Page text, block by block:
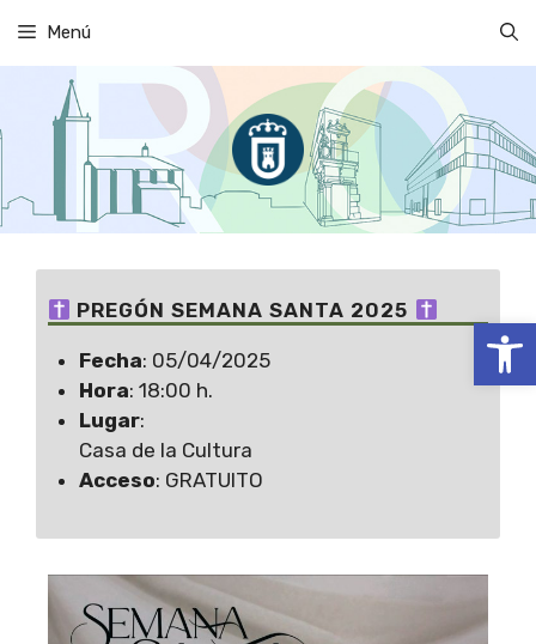
Abrir
contenido
Menú
PREGÓN SEMANA SANTA 2025
Fecha: 05/04/2025
Hora: 18:00 h.
Lugar:
Casa de la Cultura
Acceso: GRATUITO